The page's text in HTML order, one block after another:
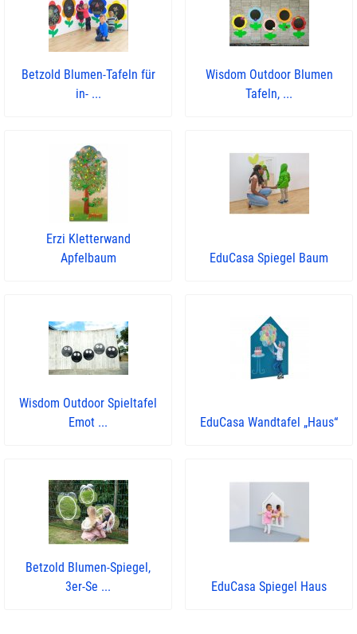
Betzold Blumen-Tafeln für
in- ...
Wisdom Outdoor Blumen
Tafeln, ...
Erzi Kletterwand
Apfelbaum
EduCasa Spiegel Baum
Wisdom Outdoor Spieltafel
Emot ...
EduCasa Wandtafel „Haus“
Betzold Blumen-Spiegel,
3er-Se ...
EduCasa Spiegel Haus